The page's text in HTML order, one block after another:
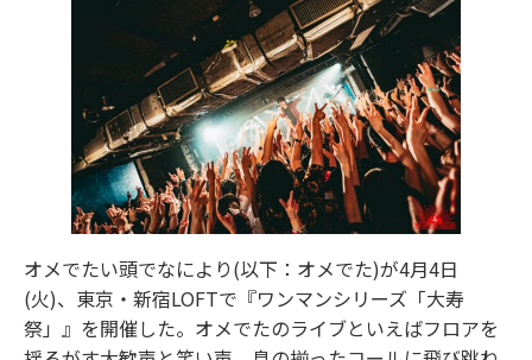
オメでたい頭でなにより(以下：オメでた)が4月4日
(火)、東京・新宿LOFTで『ワンマンシリーズ「大寿
祭」』を開催した。オメでたのライブといえばフロアを